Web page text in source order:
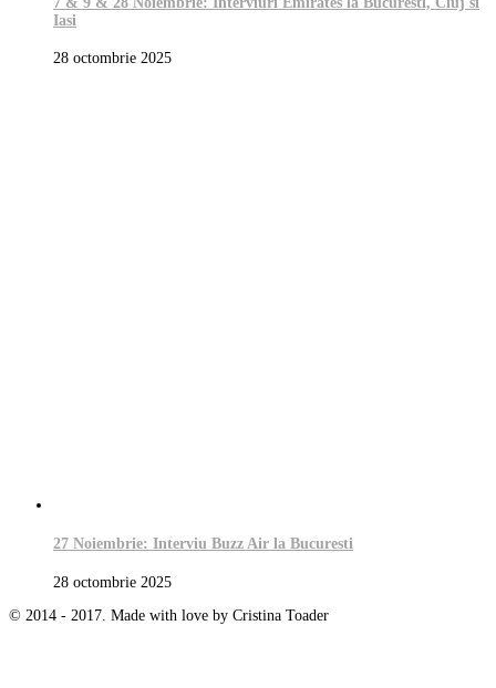
Iasi
28 octombrie 2025
27 Noiembrie: Interviu Buzz Air la Bucuresti
28 octombrie 2025
© 2014 - 2017. Made with love by Cristina Toader